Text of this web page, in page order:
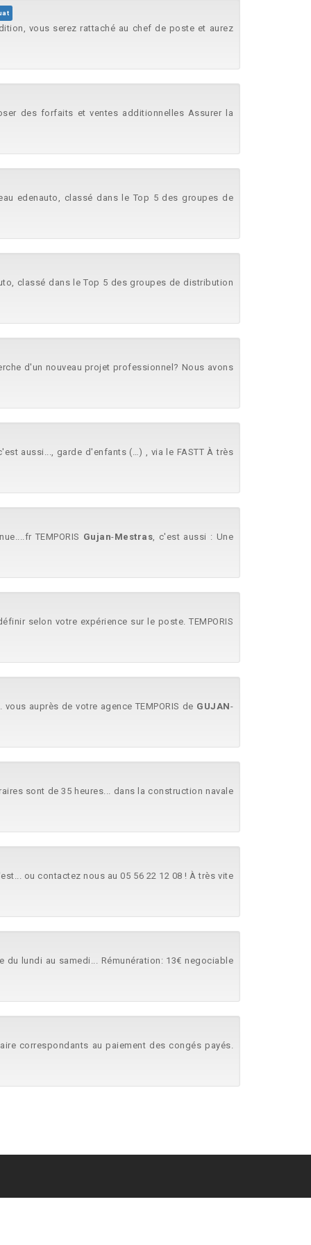
vous serez rattaché au chef de poste et aurez
des forfaits et ventes additionnelles Assurer la
edenauto, classé dans le Top 5 des groupes de
classé dans le Top 5 des groupes de distribution
d'un nouveau projet professionnel? Nous avons
aussi..., garde d'enfants (…) , via le FASTT À très
TEMPORIS Gujan-Mestras, c'est aussi : Une
selon votre expérience sur le poste. TEMPORIS
auprès de votre agence TEMPORIS de GUJAN-
sont de 35 heures... dans la construction navale
ou contactez nous au 05 56 22 12 08 ! À très vite
du lundi au samedi... Rémunération: 13€ negociable
correspondants au paiement des congés payés.